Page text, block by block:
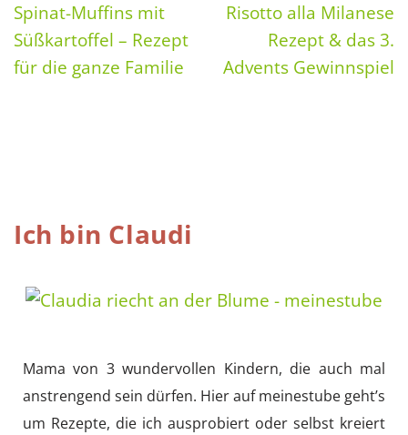
Spinat-Muffins mit
Süßkartoffel – Rezept
für die ganze Familie
Risotto alla Milanese
Rezept & das 3.
Advents Gewinnspiel
Ich bin Claudi
Mama von 3 wundervollen Kindern, die auch mal
anstrengend sein dürfen. Hier auf meinestube geht’s
um Rezepte, die ich ausprobiert oder selbst kreiert